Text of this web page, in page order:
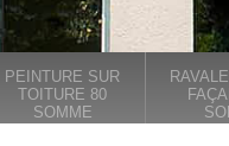
PEINTURE SUR
TOITURE 80
SOMME